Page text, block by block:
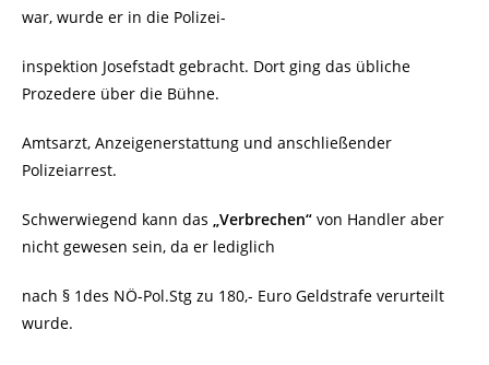
war, wurde er in die Polizei-
inspektion Josefstadt gebracht. Dort ging das übliche
Prozedere über die Bühne.
Amtsarzt, Anzeigenerstattung und anschließender
Polizeiarrest.
Schwerwiegend kann das „Verbrechen“ von Handler aber
nicht gewesen sein, da er lediglich
nach § 1des NÖ-Pol.Stg zu 180,- Euro Geldstrafe verurteilt
wurde.